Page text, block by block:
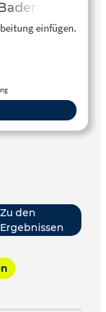
einfügen.
Zu den
Ergebnissen